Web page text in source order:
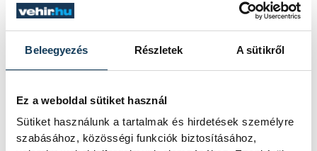
Beleegyezés Részletek A sütikről
Ez a weboldal sütiket használ
Sütiket használunk a tartalmak és hirdetések személyre
szabásához, közösségi funkciók biztosításához,
A lelet önmagában még
nem történet – Felber
Zsombor régész a föld
alatt rejtőző múltról
Mitől lesz egy régészeti lelet valódi
történeti forrás? Miért lehet fontos